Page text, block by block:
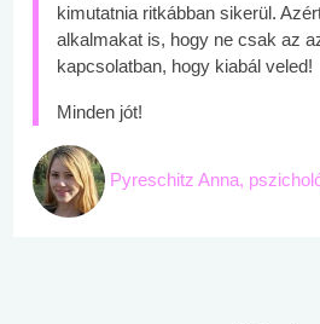
kimutatnia ritkábban sikerül.
alkalmakat is, hogy ne csak az
kapcsolatban, hogy kiabál veled!
Minden jót!
Pyreschitz Anna,